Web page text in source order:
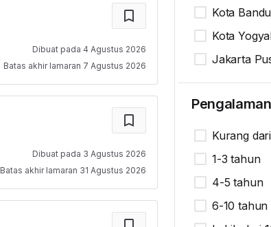
Dibuat pada 4 Agustus 2026
Batas akhir lamaran 7 Agustus 2026
Dibuat pada 3 Agustus 2026
Batas akhir lamaran 31 Agustus 2026
Kota
Kota
Jakarta
Kurang
1-3 tahun
4-5 tahun
6-10 tahun